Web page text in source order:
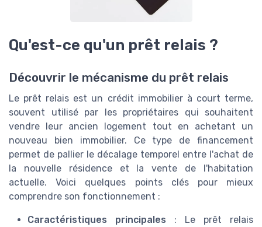
Qu'est-ce qu'un prêt relais ?
Découvrir le mécanisme du prêt relais
Le prêt relais est un crédit immobilier à court terme,
souvent utilisé par les propriétaires qui souhaitent
vendre leur ancien logement tout en achetant un
nouveau bien immobilier. Ce type de financement
permet de pallier le décalage temporel entre l'achat de
la nouvelle résidence et la vente de l'habitation
actuelle. Voici quelques points clés pour mieux
comprendre son fonctionnement :
Caractéristiques principales : Le prêt relais